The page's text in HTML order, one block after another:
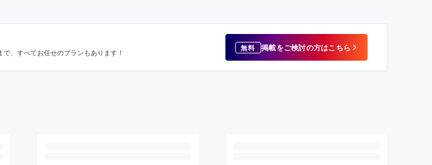
、すべてお任せのプランもあります！ 無料 掲載をご検討の方はこちら